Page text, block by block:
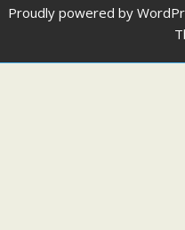
Proudly powered by